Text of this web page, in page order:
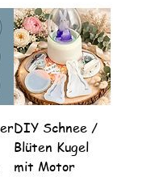
DIY Schnee /
Blüten Kugel
mit Motor